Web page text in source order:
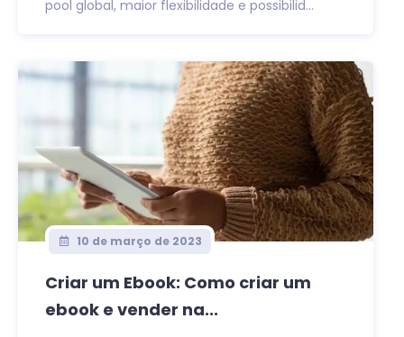
pool global, maior flexibilidade e possibilid...
10 de março de 2023
Criar um Ebook: Como criar um
ebook e vender na...